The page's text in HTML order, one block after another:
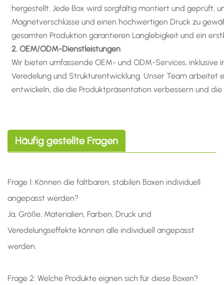
hergestellt. Jede Box wird sorgfältig montiert und geprüft,
Magnetverschlüsse und einen hochwertigen Druck zu
gesamten Produktion garantieren Langlebigkeit und ein
2. OEM/ODM-Dienstleistungen
Wir bieten umfassende OEM- und ODM-Services, inklusive
Veredelung und Strukturentwicklung. Unser Team arbeitet
entwickeln, die die Produktpräsentation verbessern und
Häufig gestellte Fragen
Frage 1: Können die faltbaren, stabilen Boxen individuell
angepasst werden?
Ja, Größe, Materialien, Farben, Druck und
Veredelungseffekte können alle individuell angepasst
werden.
Frage 2: Welche Produkte eignen sich für diese Boxen?